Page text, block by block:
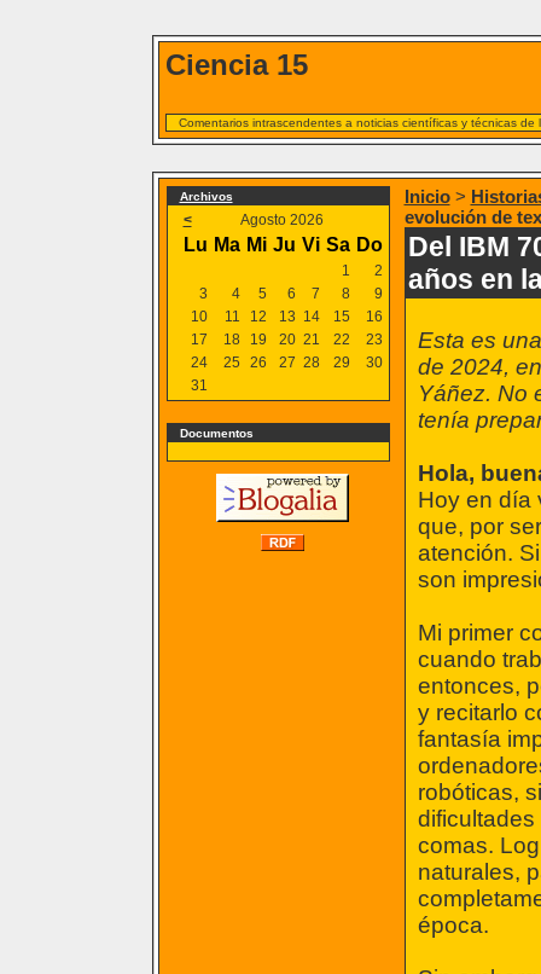
Ciencia 15
Comentarios intrascendentes a noticias científicas y técnicas de
Archivos
< Agosto 2026
Lu Ma Mi Ju Vi Sa Do
1
2
3
4 5 6 7 8
9
10
11 12 13 14 15
16
17
18 19 20 21 22
23
24
25 26 27 28 29
30
31
Documentos
Inicio>
evolución de
Del IBM
años en
Esta es
de 2024,
Yáñez. No
tenía
Hola,
Hoy en día
que, por
atención.
son
Mi primer
cuando
entonces,
y recitarlo
fantasía
robóticas,
comas.
naturales,
época.